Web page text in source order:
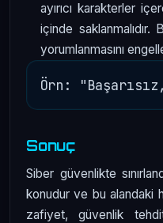
ayırıcı karakterler
içinde saklanmalıdır.
yorumlanmasını
Sonuç
Siber güvenlikte
konudur ve bu alandaki
zafiyet, güvenlik